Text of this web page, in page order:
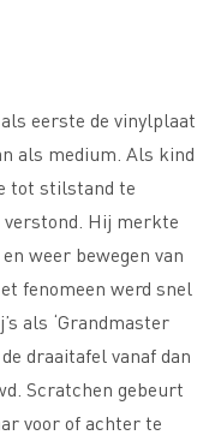
als eerste de vinylplaat
als medium. Als kind
tot stilstand te
verstond. Hij merkte
weer bewegen van
fenomeen werd snel
als ‘Grandmaster
draaitafel vanaf dan
Scratchen gebeurt
voor of achter te